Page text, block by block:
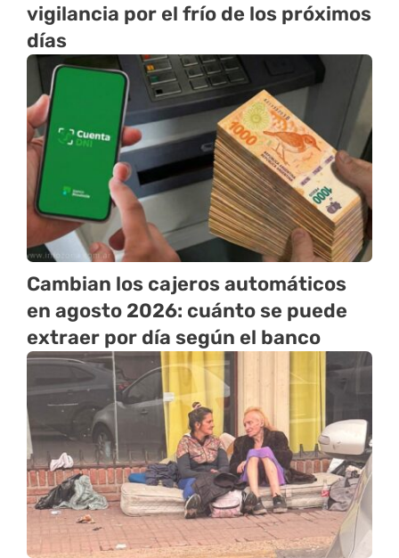
vigilancia por el frío de los próximos
días
Cambian los cajeros automáticos
en agosto 2026: cuánto se puede
extraer por día según el banco